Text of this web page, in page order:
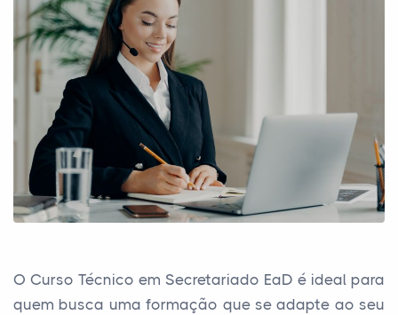
O Curso Técnico em Secretariado EaD é ideal para
quem busca uma formação que se adapte ao seu